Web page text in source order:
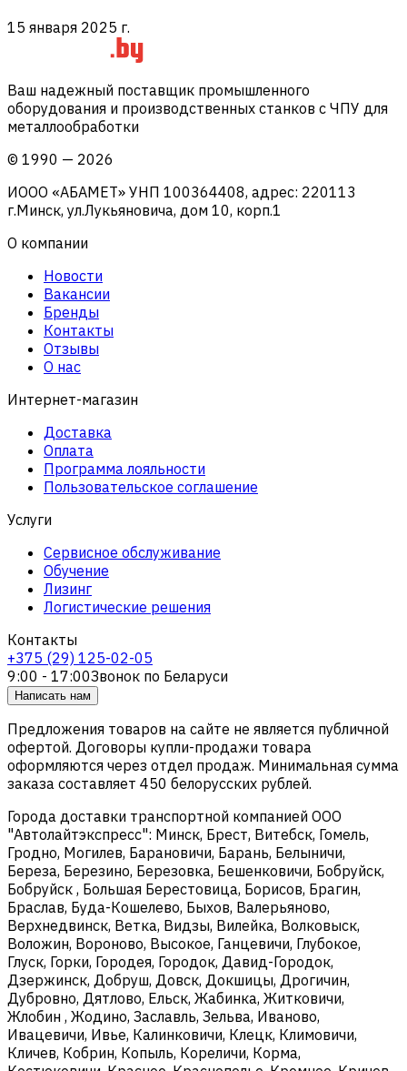
15 января 2025 г.
Ваш надежный поставщик промышленного
оборудования и производственных станков с ЧПУ для
металлообработки
© 1990 — 2026
ИООО «АБАМЕТ» УНП 100364408, адрес: 220113
г.Минск, ул.Лукьяновича, дом 10, корп.1
О компании
Новости
Вакансии
Бренды
Контакты
Отзывы
О нас
Интернет-магазин
Доставка
Оплата
Программа лояльности
Пользовательское соглашение
Услуги
Сервисное обслуживание
Обучение
Лизинг
Логистические решения
Контакты
+375 (29) 125-02-05
9:00 - 17:00Звонок по Беларуси
Написать нам
Предложения товаров на сайте не является публичной
офертой. Договоры купли-продажи товара
оформляются через отдел продаж. Минимальная сумма
заказа составляет 450 белорусских рублей.
Города доставки транспортной компанией ООО
"Автолайтэкспресс": Минск, Брест, Витебск, Гомель,
Гродно, Могилев, Барановичи, Барань, Белыничи,
Береза, Березино, Березовка, Бешенковичи, Бобруйск,
Бобруйск , Большая Берестовица, Борисов, Брагин,
Браслав, Буда-Кошелево, Быхов, Валерьяново,
Верхнедвинск, Ветка, Видзы, Вилейка, Волковыск,
Воложин, Вороново, Высокое, Ганцевичи, Глубокое,
Глуск, Горки, Городея, Городок, Давид-Городок,
Дзержинск, Добруш, Довск, Докшицы, Дрогичин,
Дубровно, Дятлово, Ельск, Жабинка, Житковичи,
Жлобин , Жодино, Заславль, Зельва, Иваново,
Ивацевичи, Ивье, Калинковичи, Клецк, Климовичи,
Кличев, Кобрин, Копыль, Кореличи, Корма,